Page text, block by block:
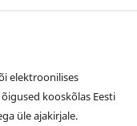
elektroonilises
kooskõlas Eesti
üle ajakirjale.